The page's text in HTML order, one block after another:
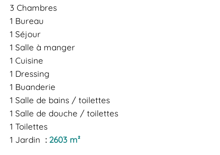
3 Chambres
1 Bureau
1 Séjour
1 Salle à manger
1 Cuisine
1 Dressing
1 Buanderie
1 Salle de bains / toilettes
1 Salle de douche / toilettes
1 Toilettes
1 Jardin
2603 m²